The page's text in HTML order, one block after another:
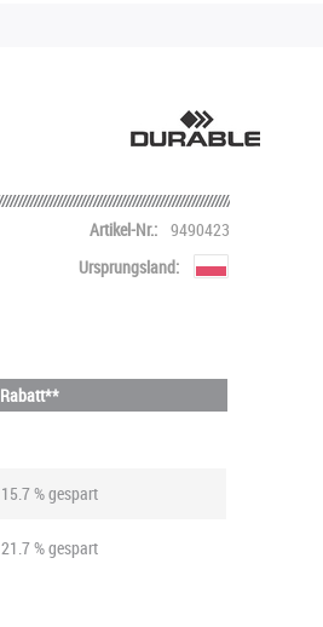
Artikel-Nr.: 9490423
Ursprungsland:
Rabatt**
15.7 % gespart
21.7 % gespart